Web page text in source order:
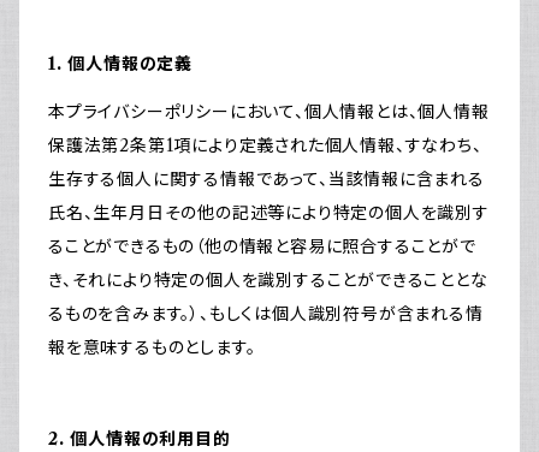
1. 個人情報の定義
本プライバシーポリシーにおいて、個人情報とは、個人情報
保護法第2条第1項により定義された個人情報、すなわち、
生存する個人に関する情報であって、当該情報に含まれる
氏名、生年月日その他の記述等により特定の個人を識別す
ることができるもの（他の情報と容易に照合することがで
き、それにより特定の個人を識別することができることとな
るものを含みます。）、もしくは個人識別符号が含まれる情
報を意味するものとします。
2. 個人情報の利用目的